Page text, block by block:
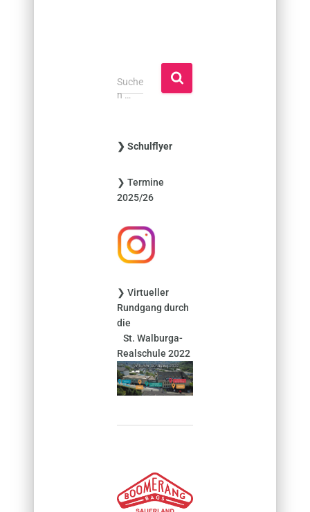
S
u
n
a
c
Suche
n …
❯ Schulflyer
❯ Termine
2025/26
❯ Virtueller
Rundgang durch
die
St. Walburga-
Realschule 2022